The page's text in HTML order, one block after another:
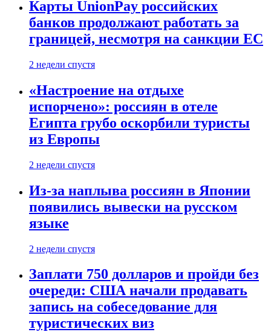
Карты UnionPay российских
банков продолжают работать за
границей, несмотря на санкции ЕС
2 недели спустя
«Настроение на отдыхе
испорчено»: россиян в отеле
Египта грубо оскорбили туристы
из Европы
2 недели спустя
Из-за наплыва россиян в Японии
появились вывески на русском
языке
2 недели спустя
Заплати 750 долларов и пройди без
очереди: США начали продавать
запись на собеседование для
туристических виз